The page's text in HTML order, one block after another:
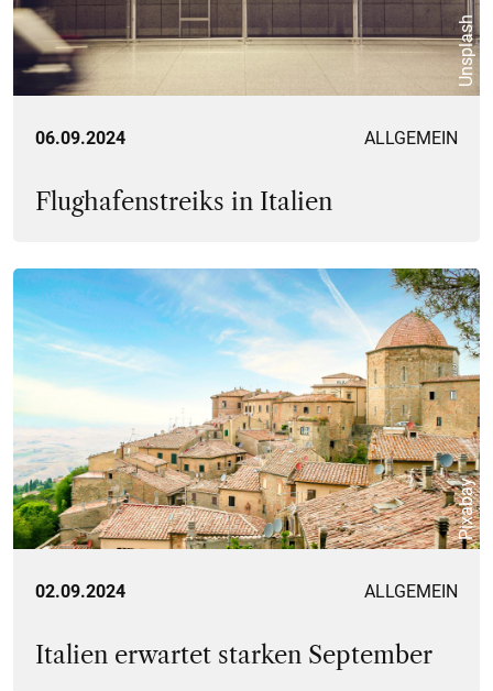
Unsplash
06.09.2024 ALLGEMEIN
Flughafenstreiks in Italien
Pixabay
02.09.2024 ALLGEMEIN
Italien erwartet starken September